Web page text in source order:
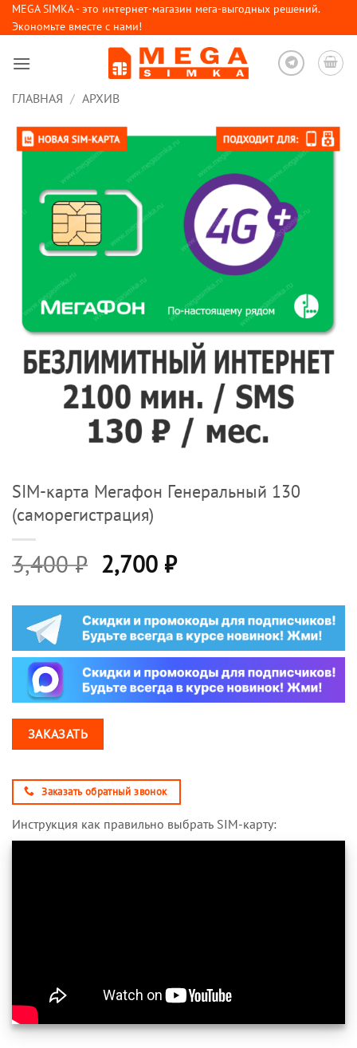
SkipMEGA SIMKA - это интернет-магазин мега-выгодных решений.
Экономьте вместе с нами!
ГЛАВНАЯ / АРХИВ
SIM-карта Мегафон Генеральный 130
(саморегистрация)
3,400₽ Первоначальная
цена
составляла
3,400 ₽.
2,700 ₽Текущая
2,700 ₽.
ЗАКАЗАТЬ
Заказать обратный звонок
Инструкция как правильно выбрать SIM-карту: